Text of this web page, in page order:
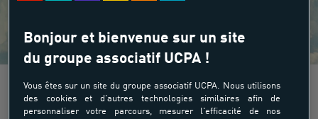
Bonjour et bienvenue sur un site
du groupe associatif UCPA !
Vous êtes sur un site du groupe associatif UCPA. Nous utilisons
des cookies et d'autres technologies similaires afin de
personnaliser votre parcours, mesurer l'efficacité de nos